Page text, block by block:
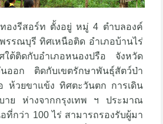
งรีสอร์ท ตั้งอยู่ หมู่ 4 ตำบลองค์
รรณบุรี ทิศเหนือติด อำเภอบ้านไร่
ต้ติดกับอำเภอหนองปรือ จังหวัด
อก ติดกับเขตรักษาพันธุ์สัตว์ป่า
ห้วยขาแข้ง ทิศตะวันตก การเดิน
าย ห่างจากกรุงเทพ ฯ ประมาณ
ที่กว่า 100 ไร่ สามารถรองรับผู้มา